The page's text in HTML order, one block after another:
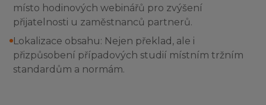
místo hodinových webinářů pro zvýšení
přijatelnosti u zaměstnanců partnerů.
Lokalizace obsahu: Nejen překlad, ale i
přizpůsobení případových studií místním tržním
standardům a normám.